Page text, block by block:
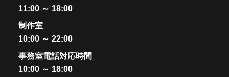
11:00 ～ 18:00
制作室
10:00 ～ 22:00
事務室電話対応時間
10:00 ～ 18:00